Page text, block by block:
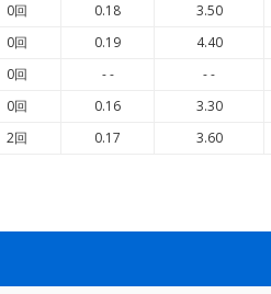
0回 0.18 3.50
0回 0.19 4.40
0回 - - - -
0回 0.16 3.30
2回 0.17 3.60